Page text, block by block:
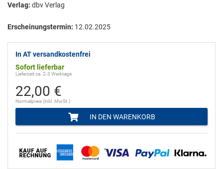
Verlag: dbv Verlag
Erscheinungstermin: 12.02.2025
In AT versandkostenfrei
Sofort lieferbar
Lieferzeit ca. 2-3 Werktage
22,00 €
Normalpreis (inkl. MwSt.)
IN DEN WARENKORB